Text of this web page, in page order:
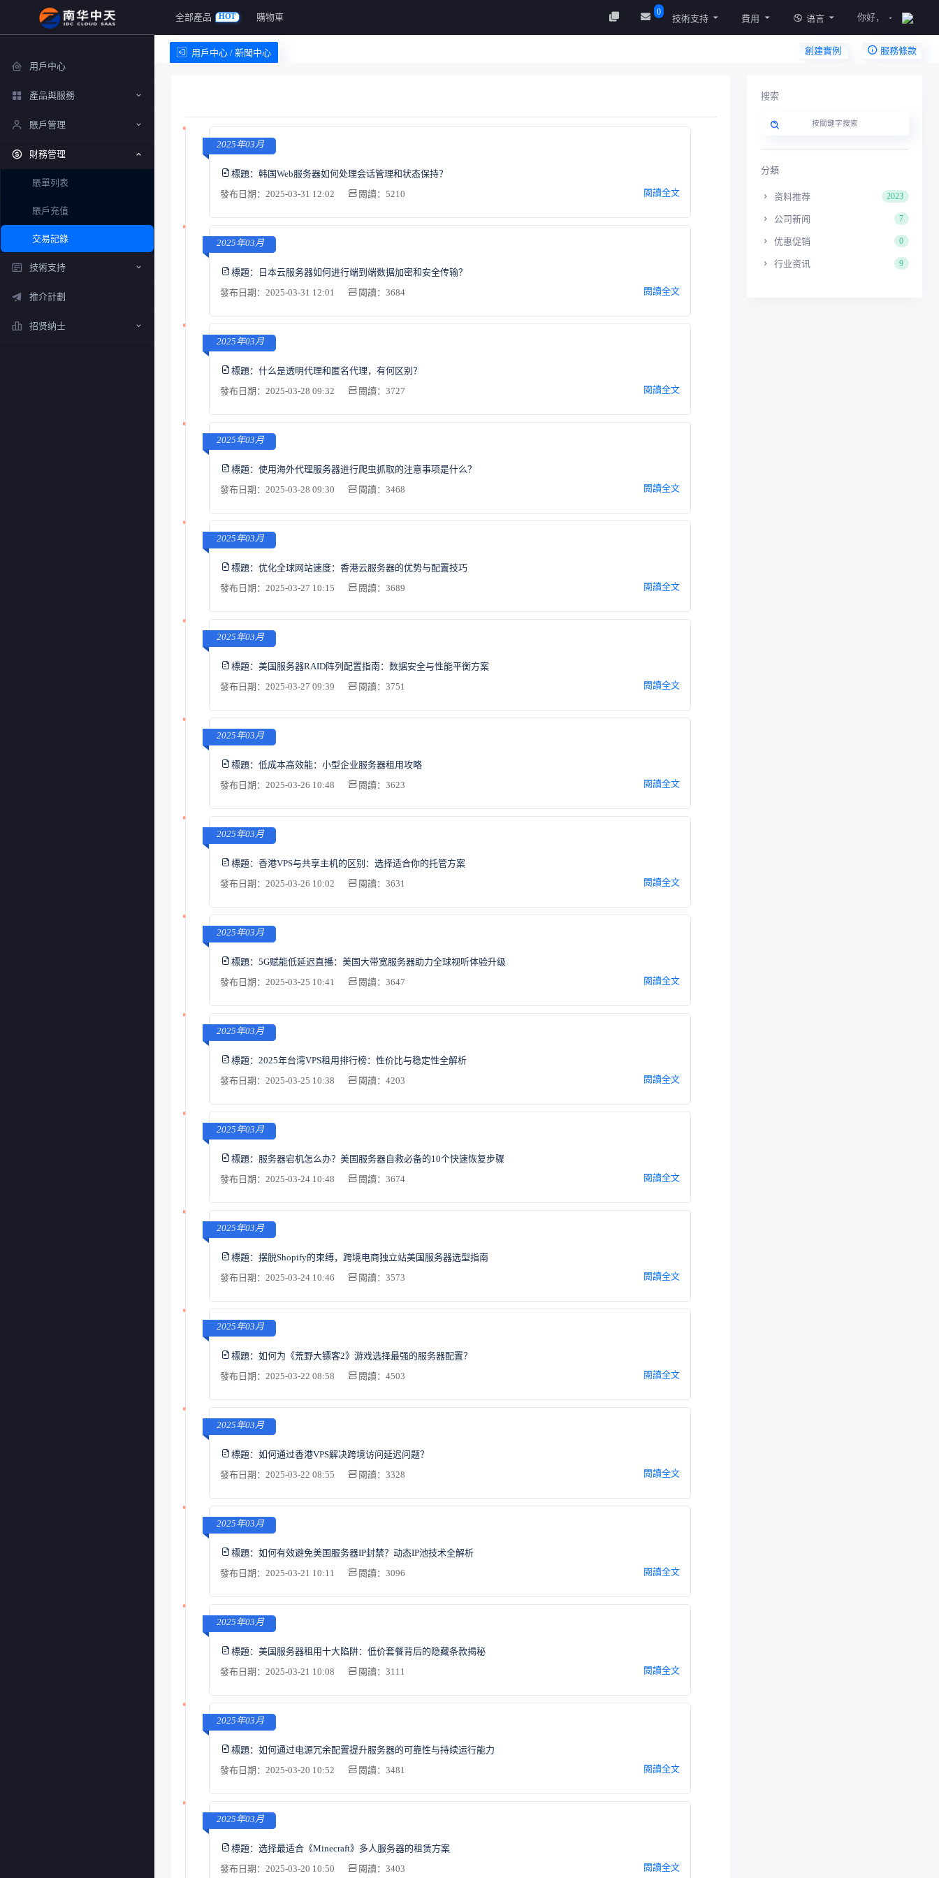
全部產品 HOT 購物車 0
技術支持 費用 语言 你好，
用戶中心 / 新聞中心 創建實例
服務條款
用戶中心
產品與服務
賬戶管理
財務管理
賬單列表
賬戶充值
交易記錄
技術支持
推介計劃
招贤纳士
2025年03月
標題： 韩国Web服务器如何处理会话管理和状态保持？
發布日期：2025-03-31 12:02
閱讀：5210 閱讀全文
2025年03月
標題：
日本云服务器如何进行端到端数据加密和安全传输？
發布日期：2025-03-31 12:01
閱讀：3684 閱讀全文
2025年03月
標題： 什么是透明代理和匿名代理，有何区别？
發布日期：2025-03-28 09:32
閱讀：3727 閱讀全文
2025年03月
標題： 使用海外代理服务器进行爬虫抓取的注意事项是什么？
發布日期：2025-03-28 09:30
閱讀：3468 閱讀全文
2025年03月
標題： 优化全球网站速度：香港云服务器的优势与配置技巧
發布日期：2025-03-27 10:15
閱讀：3689 閱讀全文
2025年03月
標題： 美国服务器RAID阵列配置指南：数据安全与性能平衡方案
發布日期：2025-03-27 09:39
閱讀：3751 閱讀全文
2025年03月
標題： 低成本高效能：小型企业服务器租用攻略
發布日期：2025-03-26 10:48
閱讀：3623 閱讀全文
2025年03月
標題： 香港VPS与共享主机的区别：选择适合你的托管方案
發布日期：2025-03-26 10:02
閱讀：3631 閱讀全文
2025年03月
標題： 5G赋能低延迟直播：美国大带宽服务器助力全球视听体验升级
發布日期：2025-03-25 10:41
閱讀：3647 閱讀全文
2025年03月
標題： 2025年台湾VPS租用排行榜：性价比与稳定性全解析
發布日期：2025-03-25 10:38
閱讀：4203 閱讀全文
2025年03月
標題： 服务器宕机怎么办？美国服务器自救必备的10个快速恢复步骤
發布日期：2025-03-24 10:48
閱讀：3674 閱讀全文
2025年03月
標題： 摆脱Shopify的束缚，跨境电商独立站美国服务器选型指南
發布日期：2025-03-24 10:46
閱讀：3573 閱讀全文
2025年03月
標題： 如何为《荒野大镖客2》游戏选择最强的服务器配置？
發布日期：2025-03-22 08:58
閱讀：4503 閱讀全文
2025年03月
標題： 如何通过香港VPS解决跨境访问延迟问题？
發布日期：2025-03-22 08:55
閱讀：3328 閱讀全文
2025年03月
標題： 如何有效避免美国服务器IP封禁？动态IP池技术全解析
發布日期：2025-03-21 10:11
閱讀：3096 閱讀全文
2025年03月
標題： 美国服务器租用十大陷阱：低价套餐背后的隐藏条款揭秘
發布日期：2025-03-21 10:08
閱讀：3111 閱讀全文
2025年03月
標題： 如何通过电源冗余配置提升服务器的可靠性与持续运行能力
發布日期：2025-03-20 10:52
閱讀：3481 閱讀全文
2025年03月
標題： 选择最适合《Minecraft》多人服务器的租赁方案
發布日期：2025-03-20 10:50
閱讀：3403 閱讀全文
搜索
分類
资料推荐 2023
公司新闻 7
优惠促销 0
行业资讯 9